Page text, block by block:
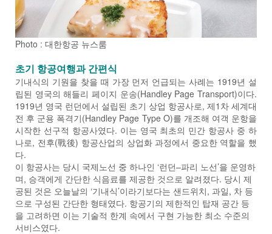
Photo : 대한항공 뉴스룸
초기 항공여행과 간편식
기내식의 기원을 찾을 때 가장 먼저 언급되는 사례는 1919년 설
립된 영국의 해들리 페이지 운송(Handley Page Transport)이다.
1919년 영국 런던에서 설립된 초기 상업 항공사로, 제1차 세계대
전 후 군용 폭격기(Handley Page Type O)를 개조해 여객 운항을
시작한 선구적 항공사였다. 이는 영국 최초의 민간 항공사 중 하
나로, 전후(戰後) 항공산업의 상업화 과정에서 중요한 역할을 했
다.
이 항공사는 당시 국제노선 중 하나인 ‘런던–파리 노선’을 운영하
며, 승객에게 간단한 식음료를 제공한 것으로 알려졌다. 당시 제
공된 것은 오늘날의 ‘기내식’이라기보다는 샌드위치, 과일, 차 등
으로 구성된 간단한 형태였다. 항공기의 제한적인 탑재 공간 등
을 고려하면 이는 기술적 한계 속에서 구현 가능한 최소 수준의
서비스였다.